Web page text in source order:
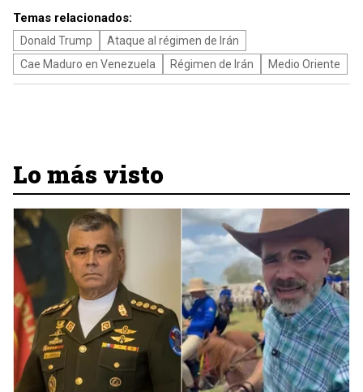
Temas relacionados:
Donald Trump
Ataque al régimen de Irán
Cae Maduro en Venezuela
Régimen de Irán Medio Oriente
Lo más visto